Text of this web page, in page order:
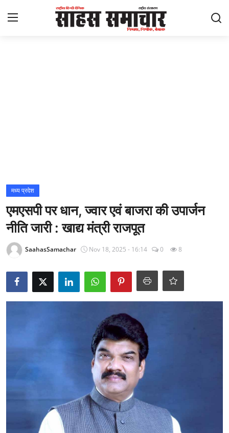
राज्य
अंतराष्ट्रीय
Epaper
मध्य प्रदेश
एमएसपी पर धान, ज्वार एवं बाजरा की उपार्जन
नीति जारी : खाद्य मंत्री राजपूत
SaahasSamachar Nov 18, 2025 - 16:14 0 8